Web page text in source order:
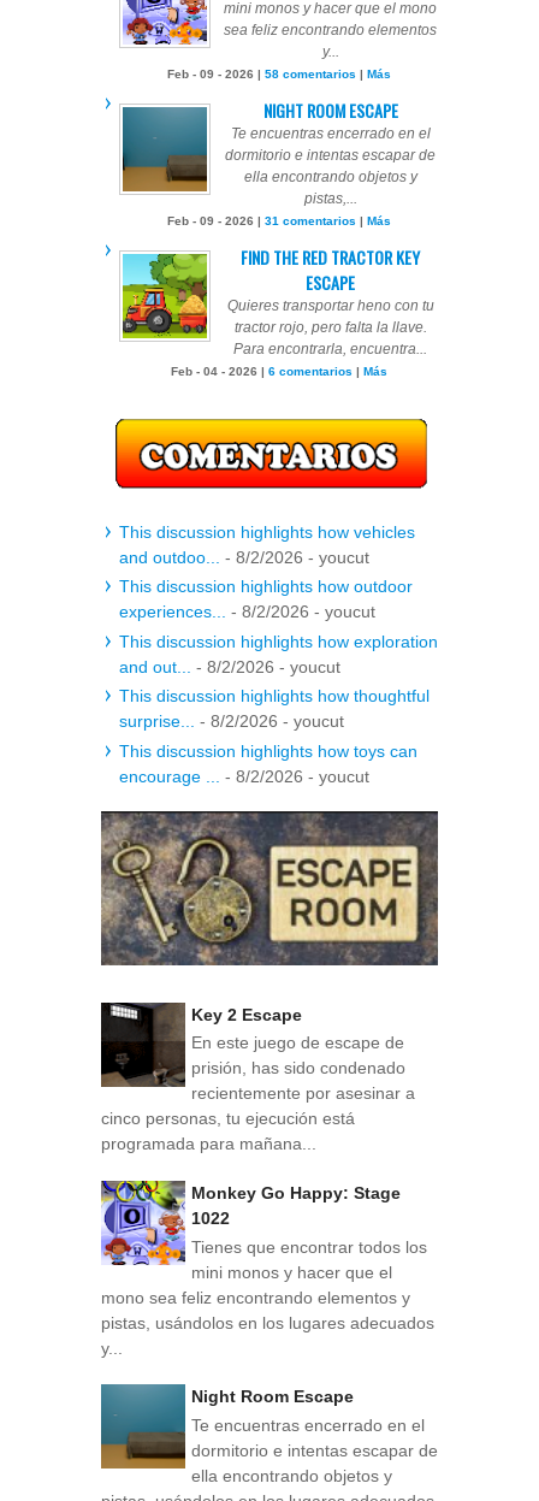
mini monos y hacer que el mono
sea feliz encontrando elementos
y...
Feb - 09 - 2026 | 58 comentarios | Más
NIGHT ROOM ESCAPE
Te encuentras encerrado en el
dormitorio e intentas escapar de
ella encontrando objetos y
pistas,...
Feb - 09 - 2026 | 31 comentarios | Más
FIND THE RED TRACTOR KEY
ESCAPE
Quieres transportar heno con tu
tractor rojo, pero falta la llave.
Para encontrarla, encuentra...
Feb - 04 - 2026 | 6 comentarios | Más
This discussion highlights how vehicles
and outdoo...
- 8/2/2026 - youcut
This discussion highlights how outdoor
experiences... - 8/2/2026 - youcut
This discussion highlights how exploration
and out...
- 8/2/2026 - youcut
This discussion highlights how thoughtful
surprise... - 8/2/2026 - youcut
This discussion highlights how toys can
encourage ...
- 8/2/2026 - youcut
Key 2 Escape
En este juego de escape de
prisión, has sido condenado
recientemente por asesinar a
cinco personas, tu ejecución está
programada para mañana...
Monkey Go Happy: Stage
1022
Tienes que encontrar todos los
mini monos y hacer que el
mono sea feliz encontrando elementos y
pistas, usándolos en los lugares adecuados
y...
Night Room Escape
Te encuentras encerrado en el
dormitorio e intentas escapar de
ella encontrando objetos y